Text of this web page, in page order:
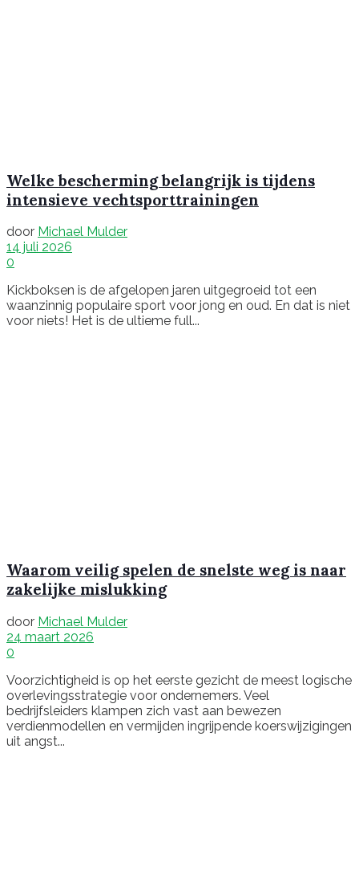
Welke bescherming belangrijk is tijdens
intensieve vechtsporttrainingen
door Michael Mulder
14 juli 2026
0
Kickboksen is de afgelopen jaren uitgegroeid tot een
waanzinnig populaire sport voor jong en oud. En dat is niet
voor niets! Het is de ultieme full...
Waarom veilig spelen de snelste weg is naar
zakelijke mislukking
door Michael Mulder
24 maart 2026
0
Voorzichtigheid is op het eerste gezicht de meest logische
overlevingsstrategie voor ondernemers. Veel
bedrijfsleiders klampen zich vast aan bewezen
verdienmodellen en vermijden ingrijpende koerswijzigingen
uit angst...